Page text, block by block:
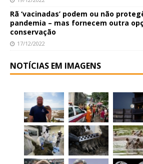
Rã ‘vacinadas’ podem ou não
pandemia – mas fornecem outra
conservação
17/12/2022
NOTÍCIAS EM IMAGENS